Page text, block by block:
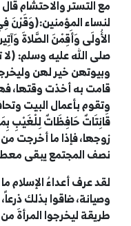
مع التستر والاحتشام
لنساء المؤمنين:(وَقَرْنَ
الأُولَى وَأَقِمْنَ الصَّلاةَ
صلى الله عليه وسلم: (لا
وبيوتهن خير لهن
قامت به أخذت وقتها،
وتقوم بأعمال البيت
قَانِتَاتٌ حَافِظَاتٌ لِلْغَيْبِ
زوجها، فإذا ما أخرجت
نصف المجتمع يبقى
لقد عرف أعداءُ الإسلام
وصيانة، ضاقوا بذلك
طريقة ليخرجوا المرأةَ